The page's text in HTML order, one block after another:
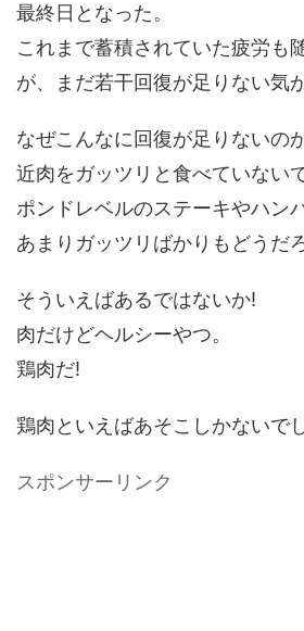
最終日となった。
これまで蓄積されていた疲労も
が、まだ若干回復が足りない気
なぜこんなに回復が足りないの
近肉をガッツリと食べていない
ポンドレベルのステーキやハン
あまりガッツリばかりもどうだろ
そういえばあるではないか!
肉だけどヘルシーやつ。
鶏肉だ!
鶏肉といえばあそこしかないで
スポンサーリンク